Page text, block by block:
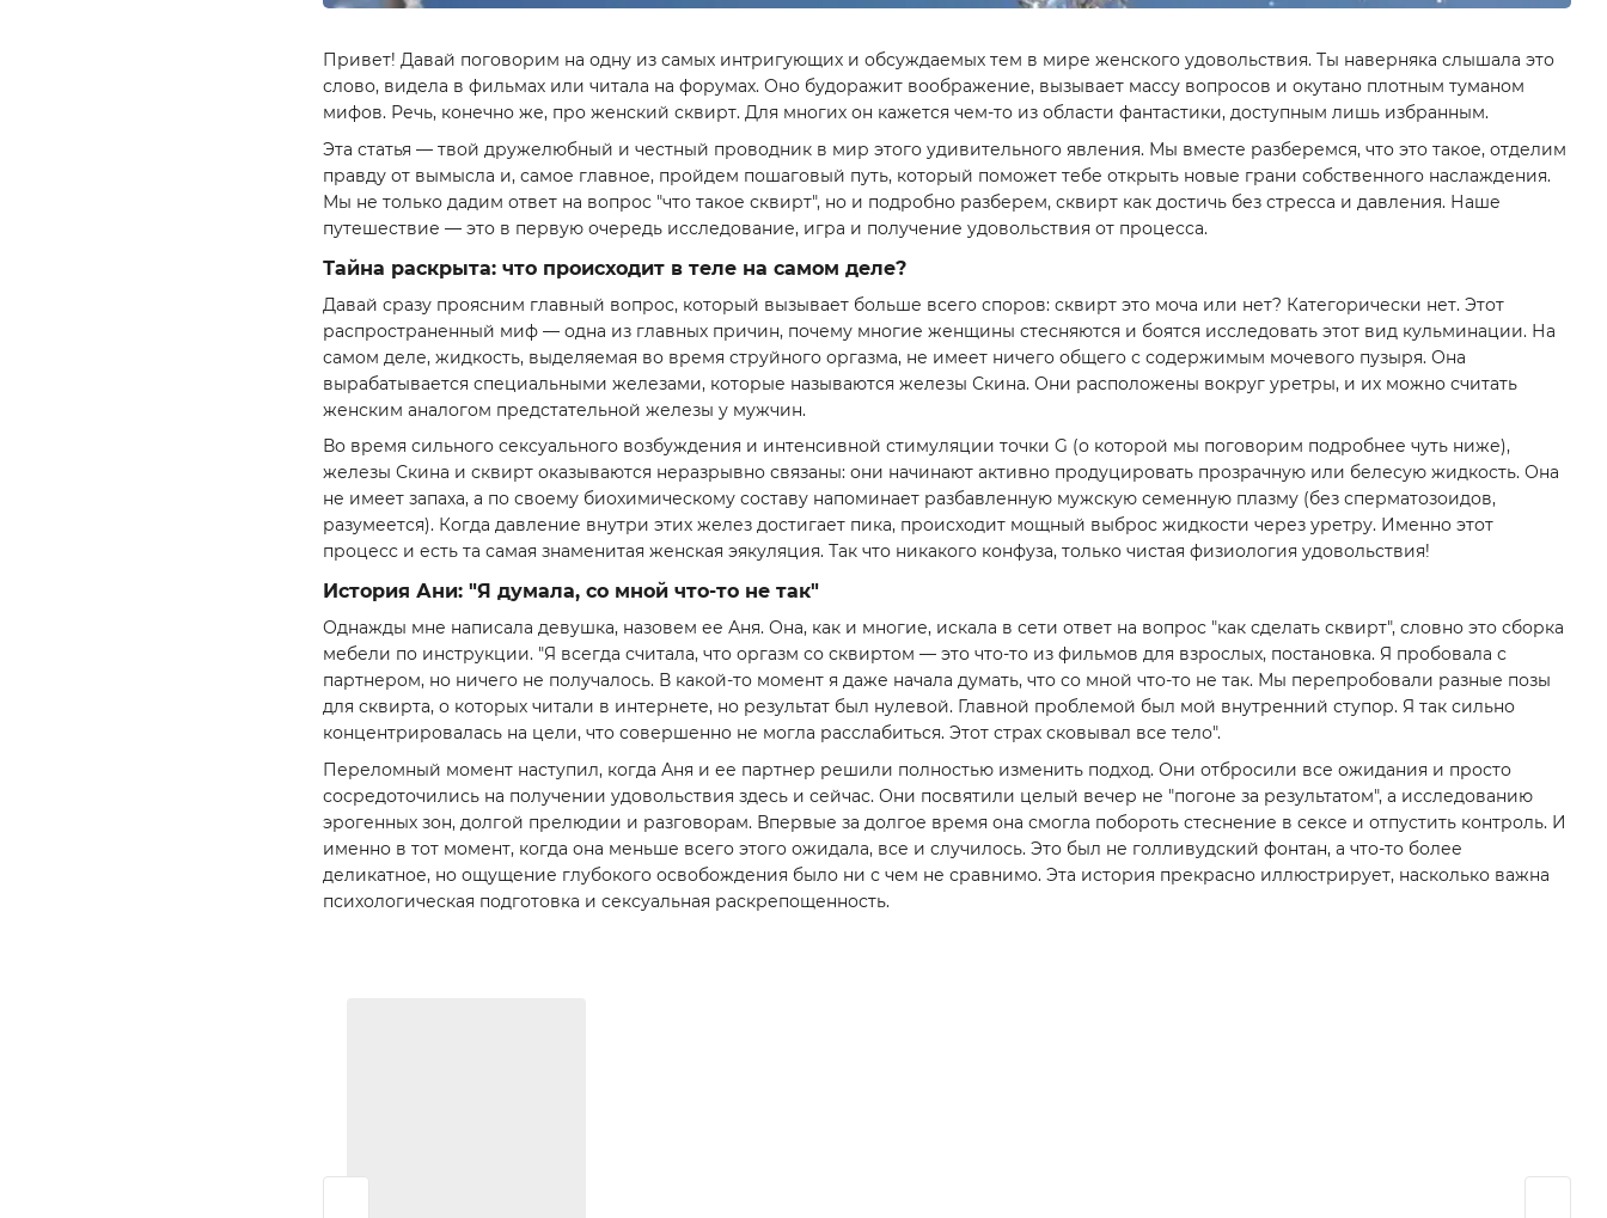
Привет! Давай поговорим на одну из самых интригующих и обсуждаемых тем в мире женского удовольствия. Ты наверняка слышала это
слово, видела в фильмах или читала на форумах. Оно будоражит воображение, вызывает массу вопросов и окутано плотным туманом
мифов. Речь, конечно же, про женский сквирт. Для многих он кажется чем-то из области фантастики, доступным лишь избранным.
Эта статья — твой дружелюбный и честный проводник в мир этого удивительного явления. Мы вместе разберемся, что это такое, отделим
правду от вымысла и, самое главное, пройдем пошаговый путь, который поможет тебе открыть новые грани собственного наслаждения.
Мы не только дадим ответ на вопрос "что такое сквирт", но и подробно разберем, сквирт как достичь без стресса и давления. Наше
путешествие — это в первую очередь исследование, игра и получение удовольствия от процесса.
Тайна раскрыта: что происходит в теле на самом деле?
Давай сразу проясним главный вопрос, который вызывает больше всего споров: сквирт это моча или нет? Категорически нет. Этот
распространенный миф — одна из главных причин, почему многие женщины стесняются и боятся исследовать этот вид кульминации. На
самом деле, жидкость, выделяемая во время струйного оргазма, не имеет ничего общего с содержимым мочевого пузыря. Она
вырабатывается специальными железами, которые называются железы Скина. Они расположены вокруг уретры, и их можно считать
женским аналогом предстательной железы у мужчин.
Во время сильного сексуального возбуждения и интенсивной стимуляции точки G (о которой мы поговорим подробнее чуть ниже),
железы Скина и сквирт оказываются неразрывно связаны: они начинают активно продуцировать прозрачную или белесую жидкость. Она
не имеет запаха, а по своему биохимическому составу напоминает разбавленную мужскую семенную плазму (без сперматозоидов,
разумеется). Когда давление внутри этих желез достигает пика, происходит мощный выброс жидкости через уретру. Именно этот
процесс и есть та самая знаменитая женская эякуляция. Так что никакого конфуза, только чистая физиология удовольствия!
История Ани: "Я думала, со мной что-то не так"
Однажды мне написала девушка, назовем ее Аня. Она, как и многие, искала в сети ответ на вопрос "как сделать сквирт", словно это сборка
мебели по инструкции. "Я всегда считала, что оргазм со сквиртом — это что-то из фильмов для взрослых, постановка. Я пробовала с
партнером, но ничего не получалось. В какой-то момент я даже начала думать, что со мной что-то не так. Мы перепробовали разные позы
для сквирта, о которых читали в интернете, но результат был нулевой. Главной проблемой был мой внутренний ступор. Я так сильно
концентрировалась на цели, что совершенно не могла расслабиться. Этот страх сковывал все тело".
Переломный момент наступил, когда Аня и ее партнер решили полностью изменить подход. Они отбросили все ожидания и просто
сосредоточились на получении удовольствия здесь и сейчас. Они посвятили целый вечер не "погоне за результатом", а исследованию
эрогенных зон, долгой прелюдии и разговорам. Впервые за долгое время она смогла побороть стеснение в сексе и отпустить контроль. И
именно в тот момент, когда она меньше всего этого ожидала, все и случилось. Это был не голливудский фонтан, а что-то более
деликатное, но ощущение глубокого освобождения было ни с чем не сравнимо. Эта история прекрасно иллюстрирует, насколько важна
психологическая подготовка и сексуальная раскрепощенность.